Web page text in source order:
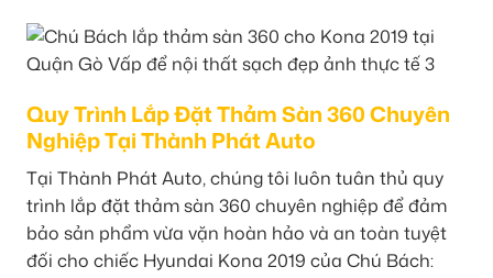
Quy Trình Lắp Đặt Thảm Sàn 360 Chuyên
Nghiệp Tại Thành Phát Auto
Tại Thành Phát Auto, chúng tôi luôn tuân thủ quy
trình lắp đặt thảm sàn 360 chuyên nghiệp để đảm
bảo sản phẩm vừa vặn hoàn hảo và an toàn tuyệt
đối cho chiếc Hyundai Kona 2019 của Chú Bách: